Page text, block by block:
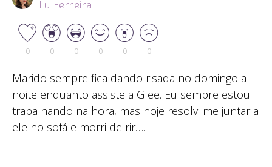
Lu Ferreira
0 0 0 0 0 0
Marido sempre fica dando risada no domingo a
noite enquanto assiste a Glee. Eu sempre estou
trabalhando na hora, mas hoje resolvi me juntar a
ele no sofá e morri de rir….!